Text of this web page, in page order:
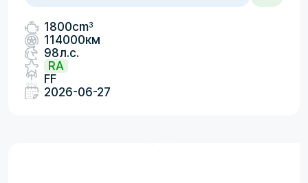
1800cm3
114000км
98л.с.
RA
FF
2026-06-27